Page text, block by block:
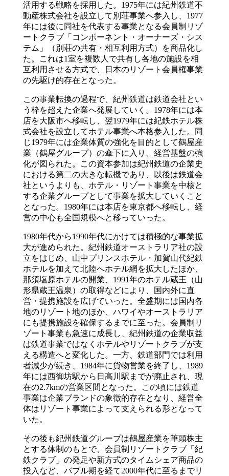
活用する戦略を採用した。1975年には紀州鉄道不
動産株式会社を設立して別荘事業へ参入し、1977
年には後に同社を代表する事業となる会員制リゾ
ートクラブ「コンポーネント・オーナーズ・シス
テム」（別荘の共有・相互利用方式）を商品化し
た。これは1室を複数人で共有し各地の施設を相
互利用させる方式で、日本のリゾート会員権事業
の先駆け的存在となった。
この事業転換の過程で、紀州鉄道は鉄道会社とい
う枠を超えた企業へ発展していく。1978年には本
店を大阪市へ移転し、翌1979年には紀鉄ホテル株
式会社を設立してホテル事業へ本格参入した。同
じ1979年には企業体質の強化を目的として鶴屋産
業（鶴屋グループ）の傘下に入り、経営基盤の強
化が図られた。この資本参加は紀州鉄道の企業史
における第二の大きな転機であり、以後は鉄道会
社というよりも、ホテル・リゾート事業を中核と
する企業グループとして事業を拡大していくこと
となった。1980年には本店を東京都へ移転し、経
営の中心も全国規模へと移っていった。
1980年代から1990年代にかけては積極的な事業拡
大が進められた。紀州鉄道オーストラリア社の設
立をはじめ、山中プリンスホテル・加賀山代紀鉄
ホテルを加えて北陸へホテル網を拡大したほか、
那須塩原ホテルの開業、1991年のホテル蔵王（山
形県蔵王温泉）の取得などにより、国内外に直
営・提携施設を広げていった。全盛期には国内各
地のリゾート地のほか、ハワイやオーストラリア
にも提携施設を確保するまでに至った。会員制リ
ゾート事業も急速に成長し、紀州鉄道の企業収益
は鉄道事業ではなくホテルやリゾートクラブが支
える構造へと変化した。一方、鉄道部門では利用
者減少が続き、1984年に貨物営業を終了し、1989
年には西御坊駅から日高川駅までが廃止され、現
在の2.7kmの営業区間となった。この頃には鉄道
事業は企業ブランドの象徴的存在となり、経営全
体はリゾート事業によって支えられる形となって
いた。
その後も紀州鉄道グループは鶴屋産業を筆頭株主
とする体制のもとで、会員制リゾートクラブ「紀
鉄クラブ」の発足や新方式のタイムシェア商品の
投入など、バブル期を経て2000年代に至るまでリ